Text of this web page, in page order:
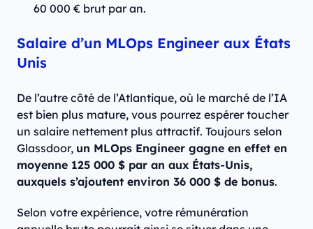
60 000 € brut par an.
Salaire d’un MLOps Engineer aux États
Unis
De l’autre côté de l’Atlantique, où le marché de l’IA
est bien plus mature, vous pourrez espérer toucher
un salaire nettement plus attractif. Toujours selon
Glassdoor, un MLOps Engineer gagne en effet en
moyenne 125 000 $ par an aux États-Unis,
auxquels s’ajoutent environ 36 000 $ de bonus.
Selon votre expérience, votre rémunération